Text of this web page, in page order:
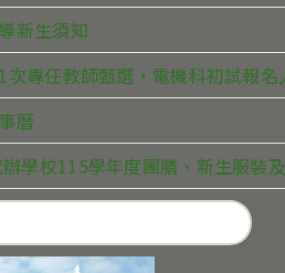
新生須知
專任教師甄選，電機科初試報
曆
辦學校115學年度團膳、新生服裝